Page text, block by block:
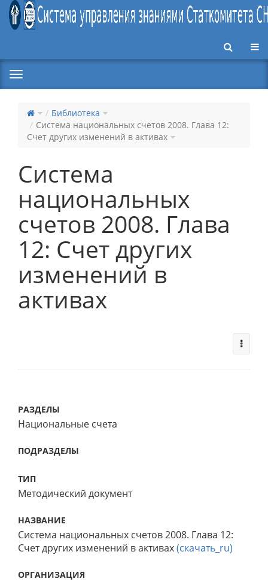
Библиотека
Система национальных счетов 2008. Глава 12:
Счет других изменений в активах
Система
национальных
счетов 2008. Глава
12: Счет других
изменений в
активах
РАЗДЕЛЫ
Национальные счета
ПОДРАЗДЕЛЫ
ТИП
Методический документ
НАЗВАНИЕ
Система национальных счетов 2008. Глава 12:
Счет других изменений в активах(скачать_ru)
ОРГАНИЗАЦИЯ